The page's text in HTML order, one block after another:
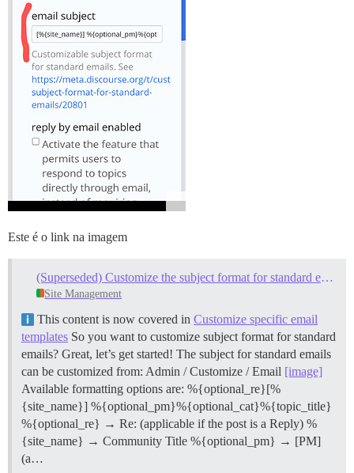
Este é o link na imagem
(Superseded) Customize the subject format for standard emails
Site Management
This content is now covered in Customize specific email
templates So you want to customize subject format for standard
emails? Great, let’s get started! The subject for standard emails
can be customized from: Admin / Customize / Email [image]
Available formatting options are: %{optional_re}[%
{site_name}] %{optional_pm}%{optional_cat}%{topic_title}
%{optional_re} → Re: (applicable if the post is a Reply) %
{site_name} → Community Title %{optional_pm} → [PM]
(a…